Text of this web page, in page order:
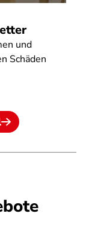
und
Schäden